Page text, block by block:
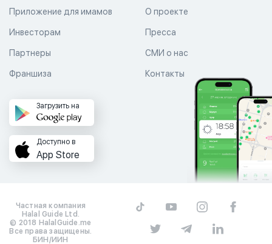
Приложение для имамов О проекте
Пресса
СМИ о нас
Контакты
Инвесторам
Партнеры
Франшиза
Загрузить на
Доступно в
App Store
Частная компания
Halal Guide Ltd.
© 2018 HalalGuide.me
Все права защищены.
БИН/ИИН